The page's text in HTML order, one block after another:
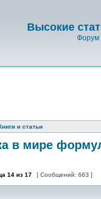
Высокие
Форум
и статьи
в мире
14 из 17 [ Сообщений: 663 ]